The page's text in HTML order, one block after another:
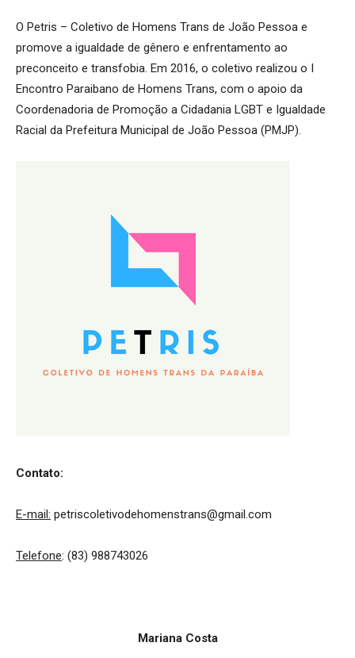
O Petris – Coletivo de Homens Trans de João Pessoa e
promove a igualdade de gênero e enfrentamento ao
preconceito e transfobia. Em 2016, o coletivo realizou o I
Encontro Paraibano de Homens Trans, com o apoio da
Coordenadoria de Promoção a Cidadania LGBT e Igualdade
Racial da Prefeitura Municipal de João Pessoa (PMJP).
Contato:
E-mail: petriscoletivodehomenstrans@gmail.com
Telefone: (83) 988743026
Mariana Costa